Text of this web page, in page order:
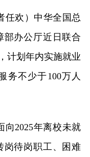
欢）中华全国总
部办公厅近日联合
计划年内实施就业
务不少于100万人
2025年离校未就
岗待岗职工、困难